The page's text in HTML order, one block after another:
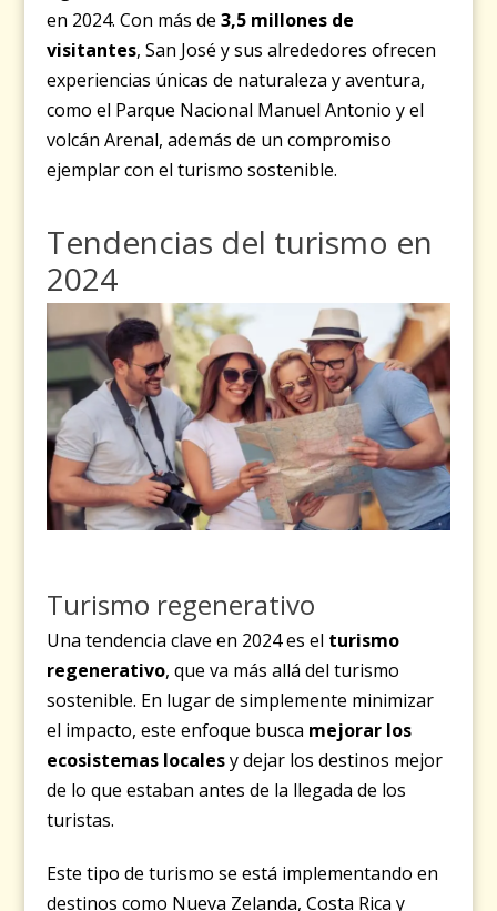
en 2024. Con más de3,5 millones de
visitantes, San José y sus alrededores ofrecen
experiencias únicas de naturaleza y aventura,
como el Parque Nacional Manuel Antonio y el
volcán Arenal, además de un compromiso
ejemplar con el turismo sostenible.
Tendencias del turismo en
2024
Turismo regenerativo
Una tendencia clave en 2024 es el turismo
regenerativo, que va más allá del turismo
sostenible. En lugar de simplemente minimizar
el impacto, este enfoque busca mejorar los
ecosistemas localesy dejar los destinos mejor
de lo que estaban antes de la llegada de los
turistas.
Este tipo de turismo se está implementando en
destinos como Nueva Zelanda, Costa Rica y